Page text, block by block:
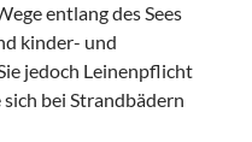
entlang des Sees
kinder- und
jedoch Leinenpflicht
bei Strandbädern